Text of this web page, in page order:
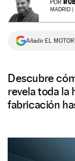
NEWSLETTER
SÍGUENOS
POR
MADRID |
Añadir EL
Descubre
revela toda la
fabricación